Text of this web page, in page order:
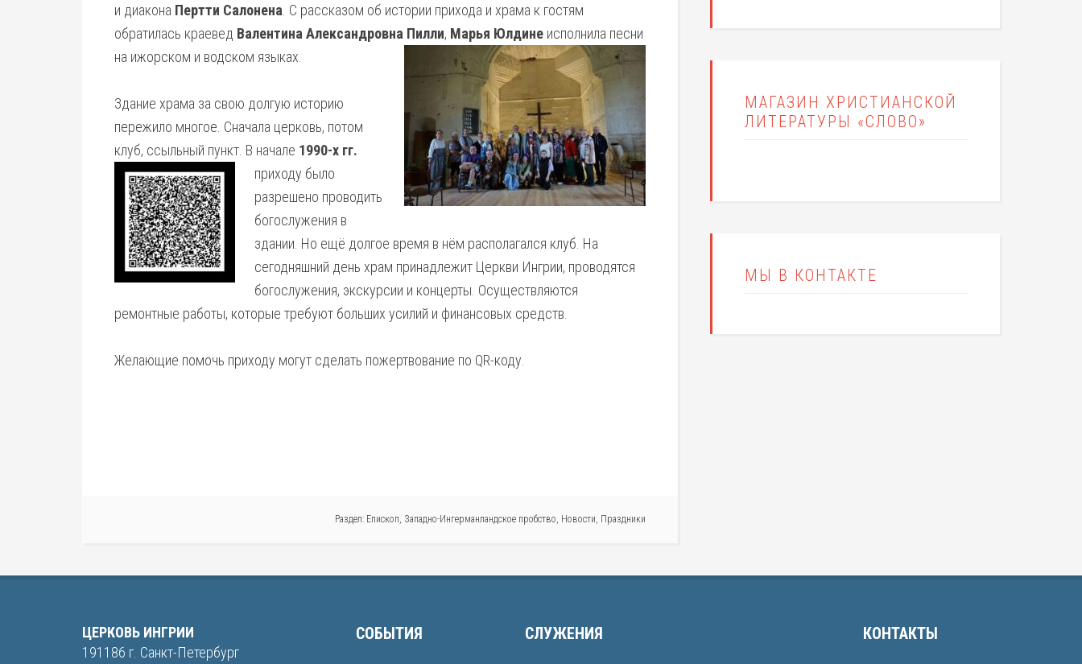
и диакона Пертти Салонена . С рассказом об истории прихода и храма к гостям
обратилась краевед Валентина Александровна Пилли, Марья Юлдине исполнила песни
на ижорском и водском языках.
Здание храма за свою долгую историю
пережило многое. Сначала церковь, потом
клуб, ссыльный пункт. В начале 1990-х гг.
приходу было
разрешено проводить
богослужения в
здании. Но ещё долгое время в нём располагался клуб. На
сегодняшний день храм принадлежит Церкви Ингрии, проводятся
богослужения, экскурсии и концерты. Осуществляются
ремонтные работы, которые требуют больших усилий и финансовых средств.
Желающие помочь приходу могут сделать пожертвование по QR-коду.
Раздел: Епископ, Западно-Ингерманландское пробство, Новости, Праздники
МАГАЗИН ХРИСТИАНСКОЙ
ЛИТЕРАТУРЫ «СЛОВО»
МЫ В КОНТАКТЕ
ЦЕРКОВЬ ИНГРИИ
191186 г. Санкт-Петербург
СОБЫТИЯ СЛУЖЕНИЯ КОНТАКТЫ